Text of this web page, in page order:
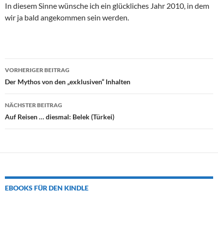
In diesem Sinne wünsche ich ein glückliches Jahr 2010, in dem
wir ja bald angekommen sein werden.
Beitrags-
Navigation
VORHERIGER BEITRAG
Der Mythos von den „exklusiven“ Inhalten
NÄCHSTER BEITRAG
Auf Reisen … diesmal: Belek (Türkei)
EBOOKS FÜR DEN KINDLE